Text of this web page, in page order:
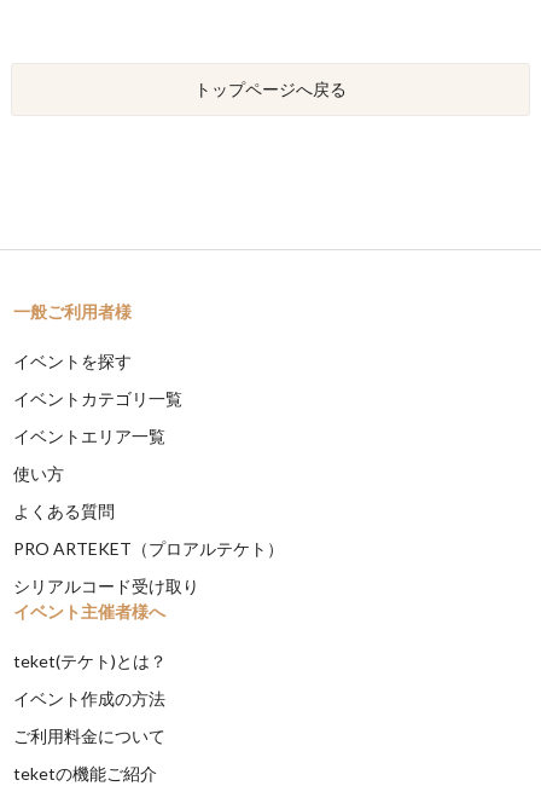
トップページへ戻る
一般ご利用者様
イベントを探す
イベントカテゴリ一覧
イベントエリア一覧
使い方
よくある質問
PRO ARTEKET（プロアルテケト）
シリアルコード受け取り
イベント主催者様へ
teket(テケト)とは？
イベント作成の方法
ご利用料金について
teketの機能ご紹介